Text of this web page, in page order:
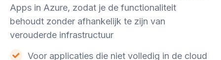
Apps in Azure, zodat je de functionaliteit
behoudt zonder afhankelijk te zijn van
verouderde infrastructuur
Voor applicaties die niet volledig in de cloud